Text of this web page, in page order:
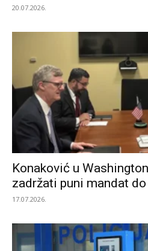
20.07.2026.
Konaković u
zadržati puni mandat
17.07.2026.